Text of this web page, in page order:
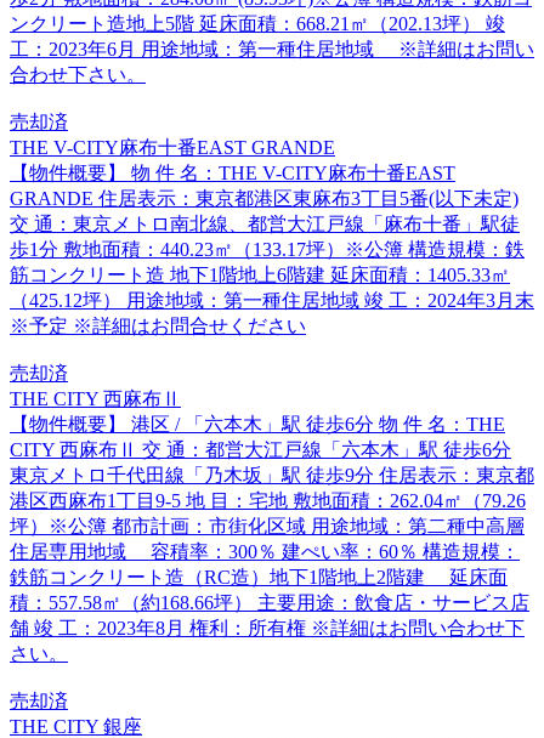
ンクリート造地上5階 延床面積：668.21㎡（202.13坪） 竣
工：2023年6月 用途地域：第一種住居地域 ※詳細はお問い
合わせ下さい。
売却済
THE V-CITY麻布十番EAST GRANDE
【物件概要】 物 件 名：THE V-CITY麻布十番EAST
GRANDE 住居表示：東京都港区東麻布3丁目5番(以下未定)
交 通：東京メトロ南北線、都営大江戸線「麻布十番」駅徒
歩1分 敷地面積：440.23㎡（133.17坪）※公簿 構造規模：鉄
筋コンクリート造 地下1階地上6階建 延床面積：1405.33㎡
（425.12坪） 用途地域：第一種住居地域 竣 工：2024年3月末
※予定 ※詳細はお問合せください
売却済
THE CITY 西麻布Ⅱ
【物件概要】 港区 / 「六本木」駅 徒歩6分 物 件 名：THE
CITY 西麻布Ⅱ 交 通：都営大江戸線「六本木」駅 徒歩6分
東京メトロ千代田線「乃木坂」駅 徒歩9分 住居表示：東京都
港区西麻布1丁目9-5 地 目：宅地 敷地面積：262.04㎡（79.26
坪）※公簿 都市計画：市街化区域 用途地域：第二種中高層
住居専用地域 容積率：300％ 建ぺい率：60％ 構造規模：
鉄筋コンクリート造（RC造）地下1階地上2階建 延床面
積：557.58㎡（約168.66坪） 主要用途：飲食店・サービス店
舗 竣 工：2023年8月 権利：所有権 ※詳細はお問い合わせ下
さい。
売却済
THE CITY 銀座